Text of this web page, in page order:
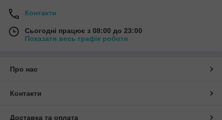
Контакти
Сьогодні працює з 08:00 до 23:00
Показати весь графік роботи
Про нас
Контакти
Доставка та оплата